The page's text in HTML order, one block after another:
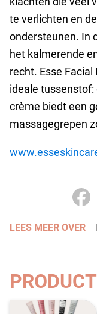
te verlichten en
ondersteunen. In
het kalmerende
recht. Esse
ideale
crème biedt een
massagegrepen
LEES MEER OVER